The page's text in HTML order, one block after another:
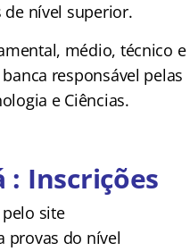
de nível superior.
médio, técnico e
responsável pelas
e Ciências.
Inscrições
site
provas do nível